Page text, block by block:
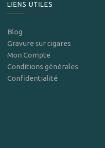
LIENS UTILES
Blog
Gravure sur cigares
Mon Compte
Conditions générales
Confidentialité